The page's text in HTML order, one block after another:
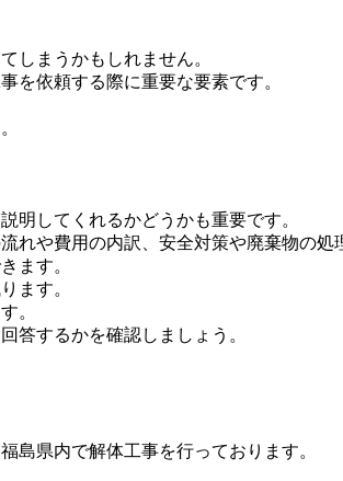
しまうかもしれません。
を依頼する際に重要な要素です。
明してくれるかどうかも重要です。
や費用の内訳、安全対策や廃棄物の処
ます。
ます。
。
答するかを確認しましょう。
島県内で解体工事を行っております。